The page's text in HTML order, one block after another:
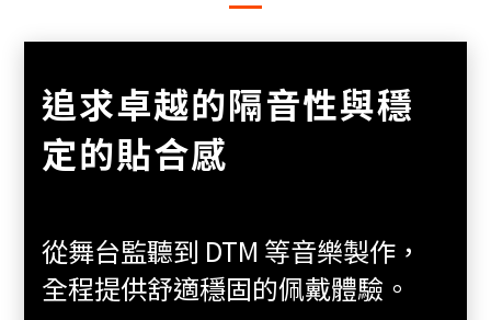
追求卓越的隔音性與穩
定的貼合感
從舞台監聽到 DTM 等音樂製作，
全程提供舒適穩固的佩戴體驗。